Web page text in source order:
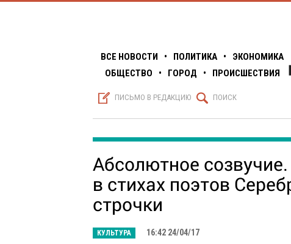
ВСЕ НОВОСТИ • ПОЛИТИКА •
ЭКОНОМИКА
ОБЩЕСТВО
• ГОРОД • ПРОИСШЕСТВИЯ
S ПИСЬМО В РЕДАКЦИЮ Q ПОИСК
Абсолютное
в стихах поэтов
строчки
КУЛЬТУРА 16:42 24/04/17